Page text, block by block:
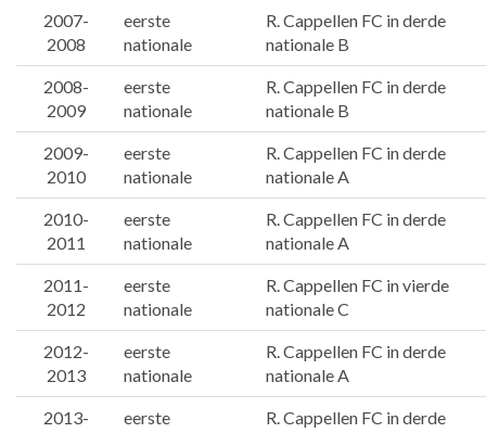
2007-
2008
eerste
nationale
R. Cappellen FC in derde
nationale B
2008-
2009
eerste
nationale
R. Cappellen FC in derde
nationale B
2009-
2010
eerste
nationale
R. Cappellen FC in derde
nationale A
2010-
2011
eerste
nationale
R. Cappellen FC in derde
nationale A
2011-
2012
eerste
nationale
R. Cappellen FC in vierde
nationale C
2012-
2013
eerste
nationale
R. Cappellen FC in derde
nationale A
2013-
eerste
R. Cappellen FC in derde